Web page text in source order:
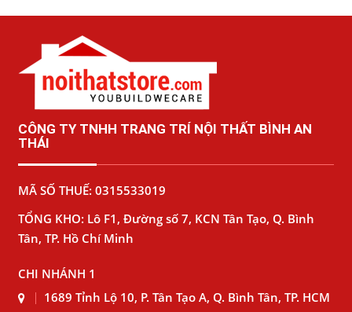
CÔNG TY TNHH TRANG TRÍ NỘI THẤT BÌNH AN
THÁI
MÃ SỐ THUẾ: 0315533019
TỔNG KHO: Lô F1, Đường số 7, KCN Tân Tạo, Q. Bình
Tân, TP. Hồ Chí Minh
CHI NHÁNH 1
1689 Tỉnh Lộ 10, P. Tân Tạo A, Q. Bình Tân, TP. HCM